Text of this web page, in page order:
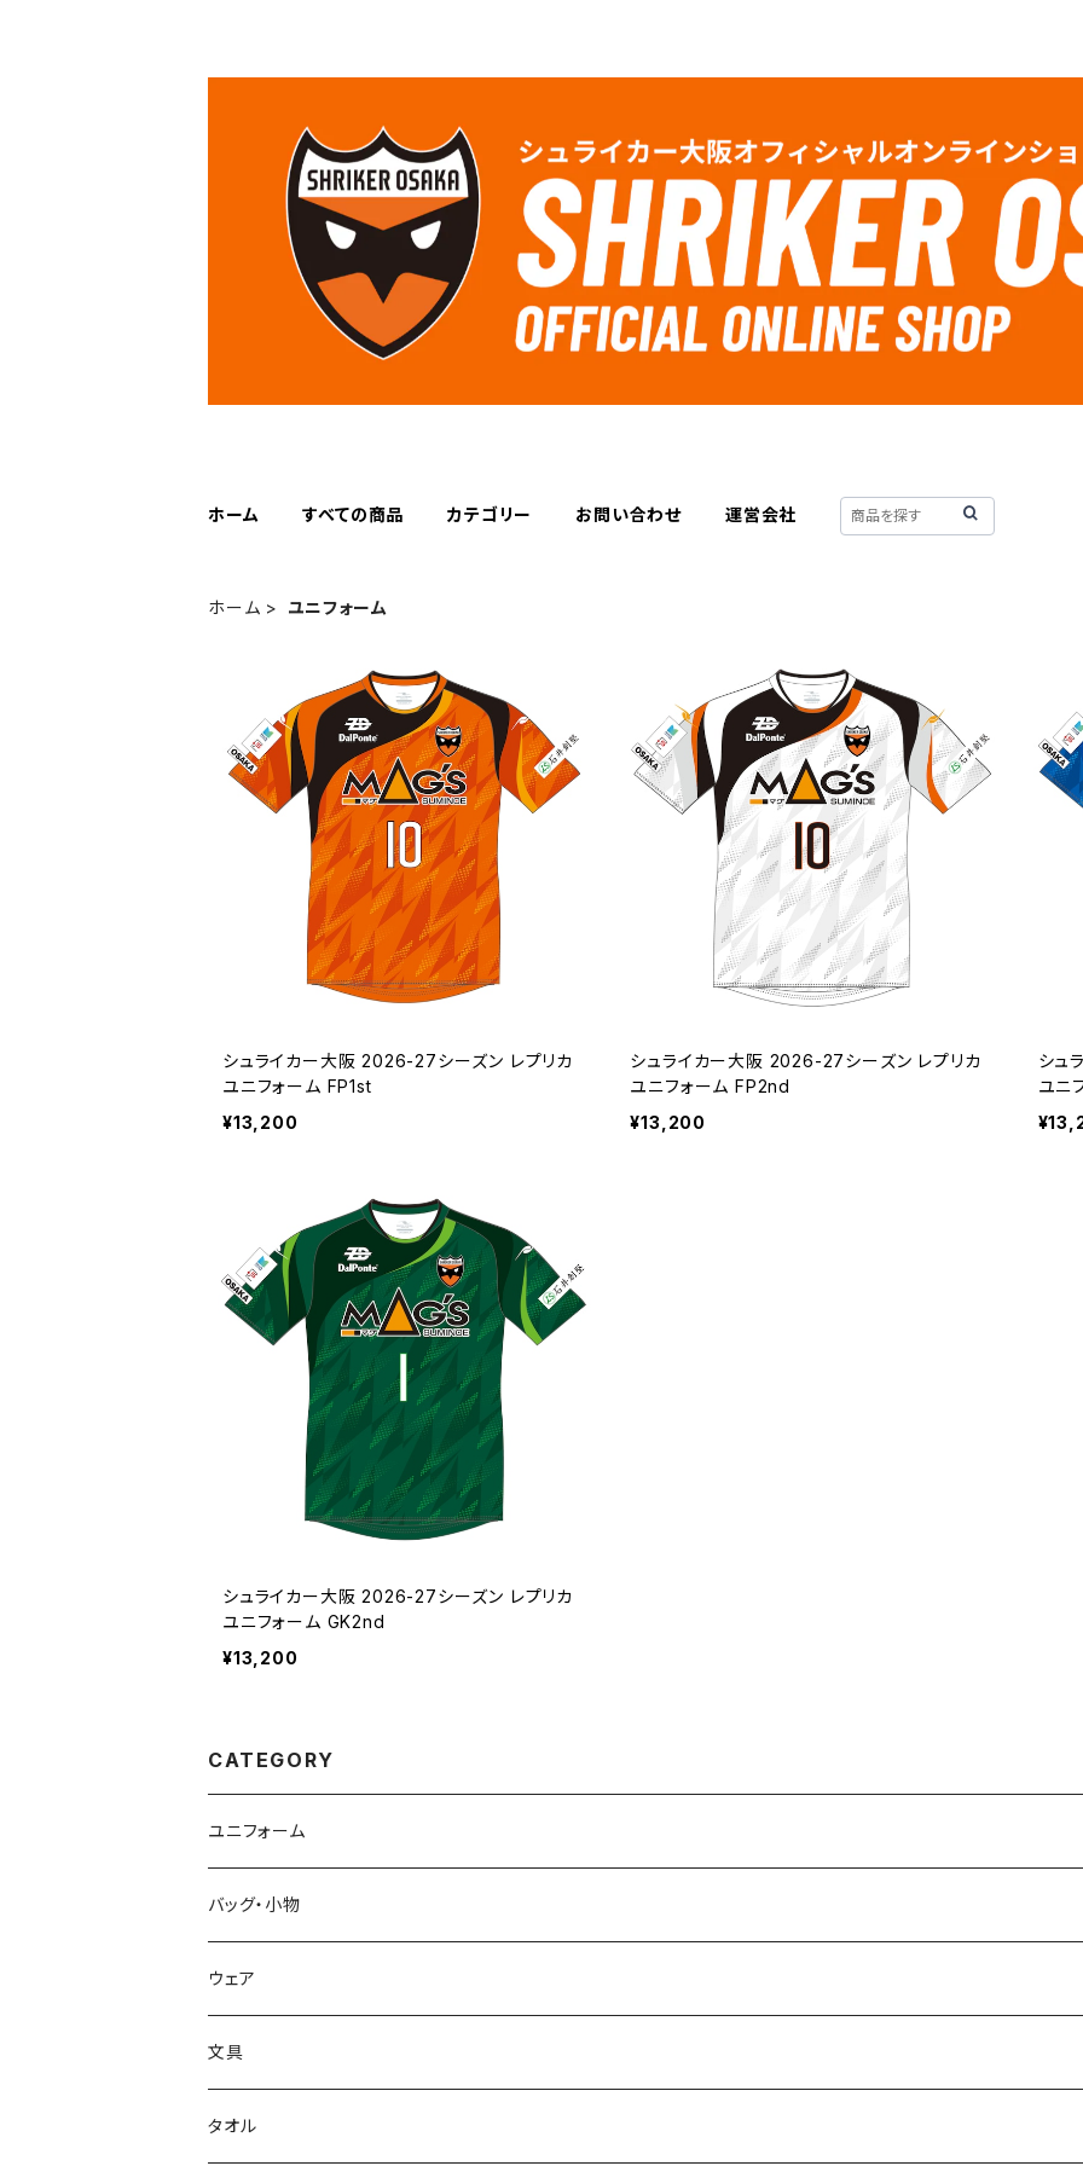
ホーム すべての商品 カテゴリー お問い合わせ 運営会社
ホーム ユニフォーム
シュライカー大阪 2026-27シーズン レプリカ
ユニフォーム FP1st
¥13,200
シュライカー大阪 2026-27シーズン レプリカ
ユニフォーム FP2nd
¥13,200
シュ
ユニ
シュライカー大阪 2026-27シーズン レプリカ
ユニフォーム GK2nd
¥13,200
CATEGORY
ユニフォーム
バッグ・小物
ウェア
文具
タオル